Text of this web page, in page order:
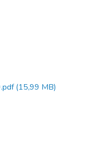
(15,99 MB)